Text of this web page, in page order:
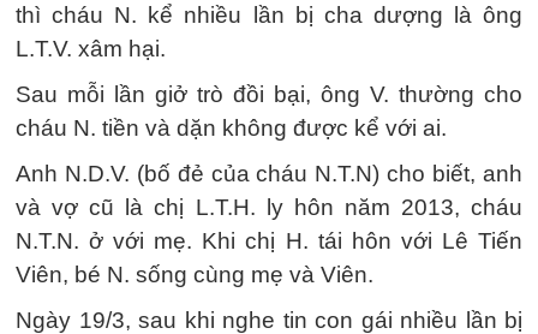
thì cháu N. kể nhiều lần bị cha dượng là ông
L.T.V. xâm hại.
Sau mỗi lần giở trò đồi bại, ông V. thường cho
cháu N. tiền và dặn không được kể với ai.
Anh N.D.V. (bố đẻ của cháu N.T.N) cho biết, anh
và vợ cũ là chị L.T.H. ly hôn năm 2013, cháu
N.T.N. ở với mẹ. Khi chị H. tái hôn với Lê Tiến
Viên, bé N. sống cùng mẹ và Viên.
Ngày 19/3, sau khi nghe tin con gái nhiều lần bị